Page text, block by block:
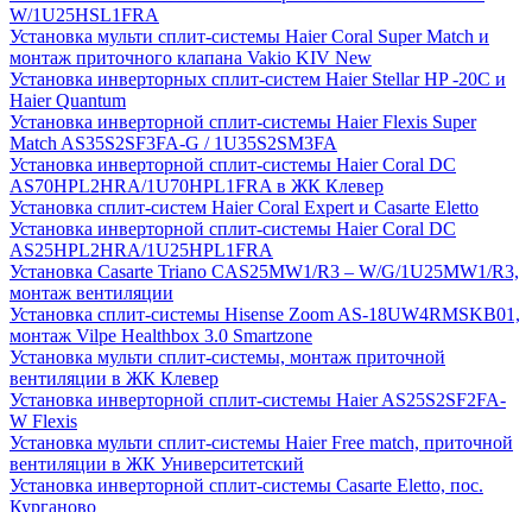
W/1U25HSL1FRA
Установка мульти сплит-системы Haier Coral Super Match и
монтаж приточного клапана Vakio KIV New
Установка инверторных сплит-систем Haier Stellar HP -20С и
Haier Quantum
Установка инверторной сплит-системы Haier Flexis Super
Match AS35S2SF3FA-G / 1U35S2SM3FA
Установка инверторной сплит-системы Haier Coral DC
AS70HPL2HRA/1U70HPL1FRA в ЖК Клевер
Установка сплит-систем Haier Coral Expert и Casarte Eletto
Установка инверторной сплит-системы Haier Coral DC
AS25HPL2HRA/1U25HPL1FRA
Установка Casarte Triano CAS25MW1/R3 – W/G/1U25MW1/R3,
монтаж вентиляции
Установка сплит-системы Hisense Zoom AS-18UW4RMSKB01,
монтаж Vilpe Healthbox 3.0 Smartzone
Установка мульти сплит-системы, монтаж приточной
вентиляции в ЖК Клевер
Установка инверторной сплит-системы Haier AS25S2SF2FA-
W Flexis
Установка мульти сплит-системы Haier Free match, приточной
вентиляции в ЖК Университетский
Установка инверторной сплит-системы Casarte Eletto, пос.
Курганово